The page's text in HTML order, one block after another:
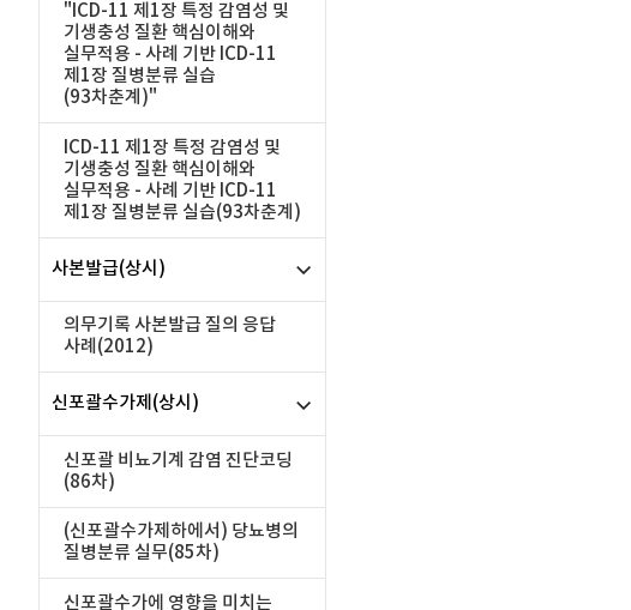
"ICD-11 제1장 특정 감염성 및
기생충성 질환 핵심이해와
실무적용 - 사례 기반 ICD-11
제1장 질병분류 실습
(93차춘계)"
ICD-11 제1장 특정 감염성 및
기생충성 질환 핵심이해와
실무적용 - 사례 기반 ICD-11
제1장 질병분류 실습(93차춘계)
사본발급(상시)
의무기록 사본발급 질의 응답
사례(2012)
신포괄수가제(상시)
신포괄 비뇨기계 감염 진단코딩
(86차)
(신포괄수가제하에서) 당뇨병의
질병분류 실무(85차)
신포괄수가에 영향을 미치는